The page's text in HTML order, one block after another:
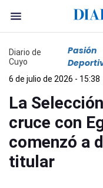
Diario de
Cuyo
Pasión
6 de julio de 2026 - 15:38
La
cruce con
comenzó a
titular